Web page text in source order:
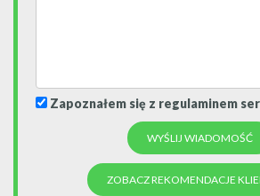
Zapoznałem się z regulaminem
ZOBACZ REKOMENDACJE